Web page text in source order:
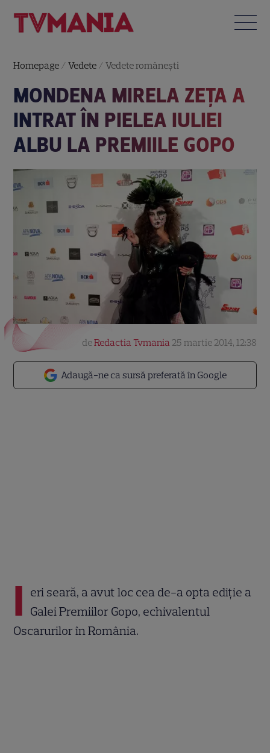
Homepage /Vedete /Vedete româneşti
MONDENA MIRELA ZEŢA A
INTRAT ÎN PIELEA IULIEI
ALBU LA PREMIILE GOPO
Adaugă-ne ca sursă preferată în Google
deRedactia Tvmania 25 martie 2014, 12:38
I eri seară, a avut loc cea de-a opta ediţie a
Galei Premiilor Gopo, echivalentul
Oscarurilor în România.